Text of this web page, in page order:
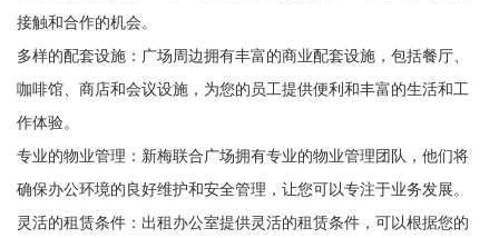
接触和合作的机会。
多样的配套设施：广场周边拥有丰富的商业配套设施，包括餐厅、
咖啡馆、商店和会议设施，为您的员工提供便利和丰富的生活和工
作体验。
专业的物业管理：新梅联合广场拥有专业的物业管理团队，他们将
确保办公环境的良好维护和安全管理，让您可以专注于业务发展。
灵活的租赁条件：出租办公室提供灵活的租赁条件，可以根据您的